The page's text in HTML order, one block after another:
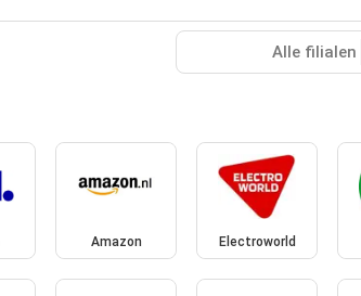
Alle filialen
Amazon Electroworld